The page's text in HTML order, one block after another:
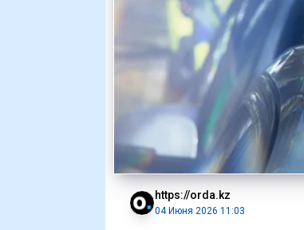
https://orda.kz
04 Июня 2026 11:03